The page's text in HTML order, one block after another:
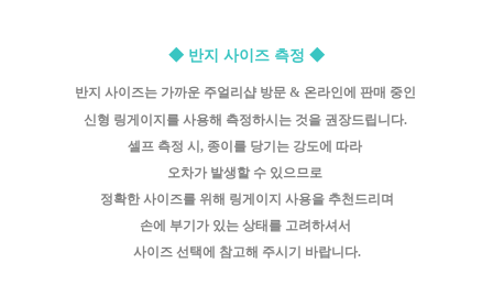
◆ 반지 사이즈 측정 ◆
반지 사이즈는 가까운 주얼리샵 방문 & 온라인에 판매 중인
신형 링게이지를 사용해 측정하시는 것을 권장드립니다.
셀프 측정 시, 종이를 당기는 강도에 따라
오차가 발생할 수 있으므로
정확한 사이즈를 위해 링게이지 사용을 추천드리며
손에 부기가 있는 상태를 고려하셔서
사이즈 선택에 참고해 주시기 바랍니다.